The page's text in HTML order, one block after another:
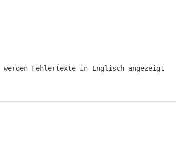
Fehlertexte in Englisch angezeigt